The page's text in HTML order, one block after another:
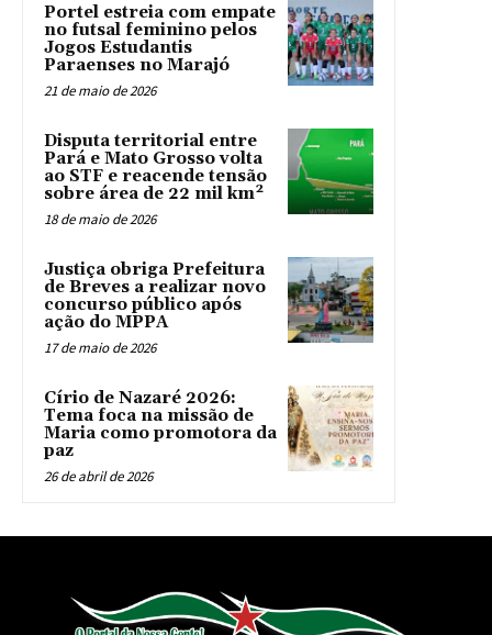
Portel estreia com empate
no futsal feminino pelos
Jogos Estudantis
Paraenses no Marajó
21 de maio de 2026
Disputa territorial entre
Pará e Mato Grosso volta
ao STF e reacende tensão
sobre área de 22 mil km²
18 de maio de 2026
Justiça obriga Prefeitura
de Breves a realizar novo
concurso público após
ação do MPPA
17 de maio de 2026
Círio de Nazaré 2026:
Tema foca na missão de
Maria como promotora da
paz
26 de abril de 2026